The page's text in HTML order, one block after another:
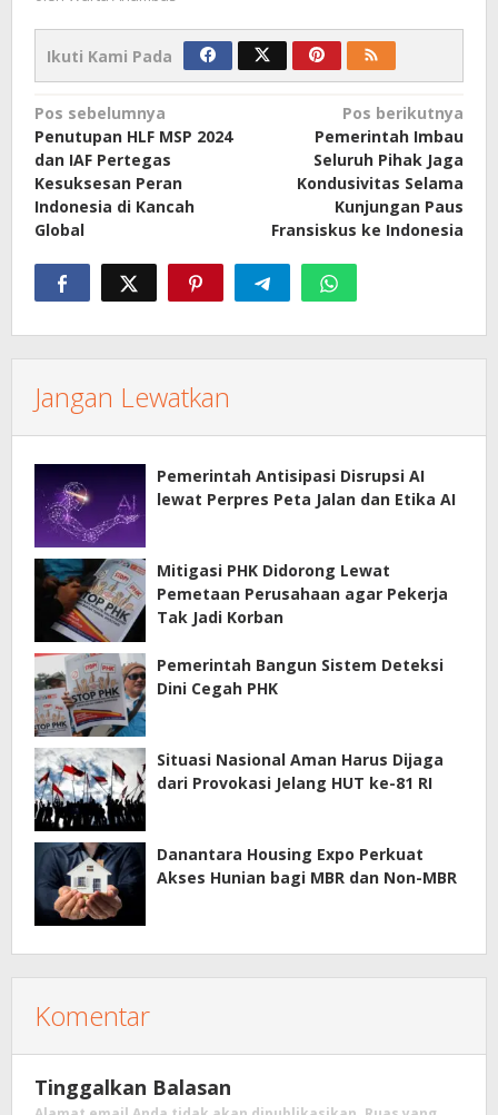
Ikuti Kami Pada
Navigasi
pos
Pos sebelumnya
Penutupan HLF MSP 2024
dan IAF Pertegas
Kesuksesan Peran
Indonesia di Kancah
Global
Pos berikutnya
Pemerintah Imbau
Seluruh Pihak Jaga
Kondusivitas Selama
Kunjungan Paus
Fransiskus ke Indonesia
Jangan Lewatkan
Pemerintah Antisipasi Disrupsi AI
lewat Perpres Peta Jalan dan Etika AI
Mitigasi PHK Didorong Lewat
Pemetaan Perusahaan agar Pekerja
Tak Jadi Korban
Pemerintah Bangun Sistem Deteksi
Dini Cegah PHK
Situasi Nasional Aman Harus Dijaga
dari Provokasi Jelang HUT ke-81 RI
Danantara Housing Expo Perkuat
Akses Hunian bagi MBR dan Non-MBR
Komentar
Tinggalkan Balasan